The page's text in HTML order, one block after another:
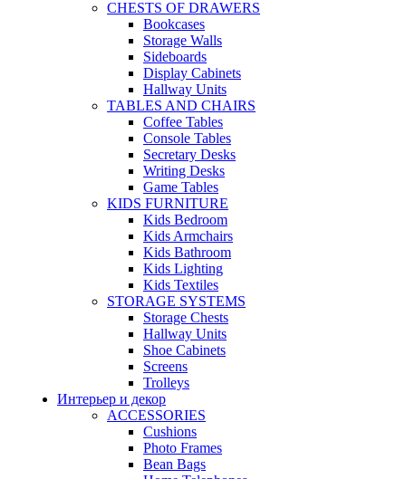
CHESTS OF DRAWERS
Bookcases
Storage Walls
Sideboards
Display Cabinets
Hallway Units
TABLES AND CHAIRS
Coffee Tables
Console Tables
Secretary Desks
Writing Desks
Game Tables
KIDS FURNITURE
Kids Bedroom
Kids Armchairs
Kids Bathroom
Kids Lighting
Kids Textiles
STORAGE SYSTEMS
Storage Chests
Hallway Units
Shoe Cabinets
Screens
Trolleys
Интерьер и декор
ACCESSORIES
Cushions
Photo Frames
Bean Bags